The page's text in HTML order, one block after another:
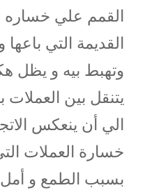
القمم علي خساره
القديمة التي
وتهبط بيه و يظل
يتنقل بين العملات
الي أن ينعكس
خسارة العملات
بسبب الطمع و